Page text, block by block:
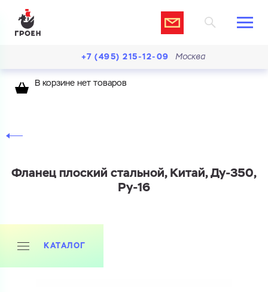
Перечислите товары, которые вас интересуют
+7 (495) 215-12-09 Москва
В корзине нет товаров
Фланец плоский стальной, Китай, Ду-350,
Ру-16
КАТАЛОГ